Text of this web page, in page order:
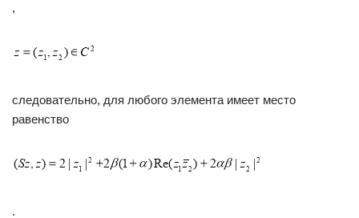
,
следовательно, для любого элемента имеет место
равенство
.